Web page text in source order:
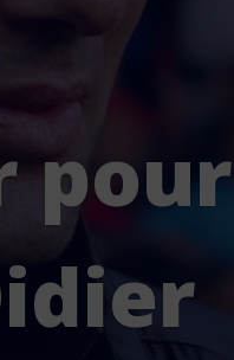
pour